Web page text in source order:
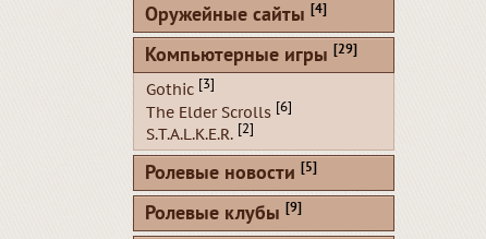
Оружейные сайты [4]
Компьютерные игры [29]
Gothic [3]
The Elder Scrolls [6]
S.T.A.L.K.E.R. [2]
Ролевые новости [5]
Ролевые клубы [9]